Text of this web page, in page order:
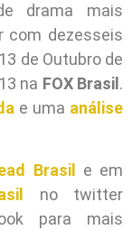
drama mais
com dezesseis
de Outubro de
na FOX Brasil .
e uma análise
Brasil e em
no twitter
para mais